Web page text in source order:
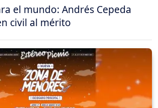
el mundo: Andrés Cepeda
civil al mérito